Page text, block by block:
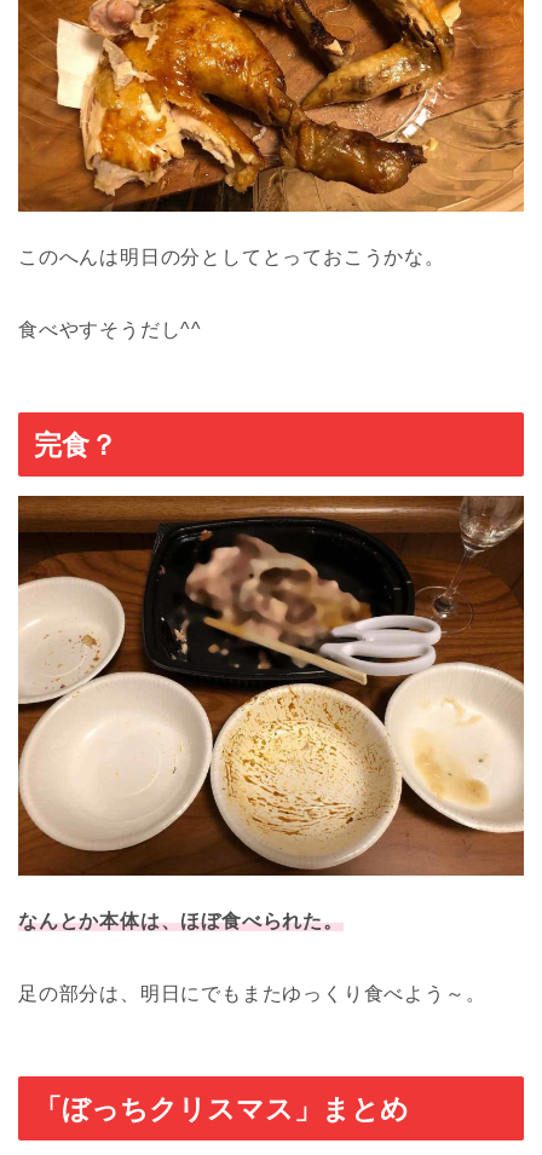
このへんは明日の分としてとっておこうかな。
食べやすそうだし^^
完食？
なんとか本体は、ほぼ食べられた。
足の部分は、明日にでもまたゆっくり食べよう～。
「ぼっちクリスマス」まとめ